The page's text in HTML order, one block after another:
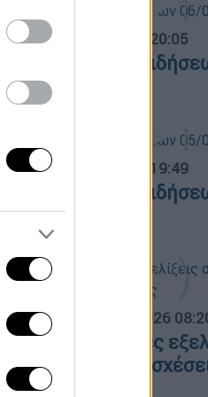
Κεντρικό... 06.08.2026 20:05
Κεντρικό δελτίο
06/08/2026
Κεντρικό... 05.08.2026 19:49
Κεντρικό δελτίο
08/2026
Ώρα Ελλάδος... 06.08.2026
Όλες οι τελευταίες
ελληνοτουρκικές